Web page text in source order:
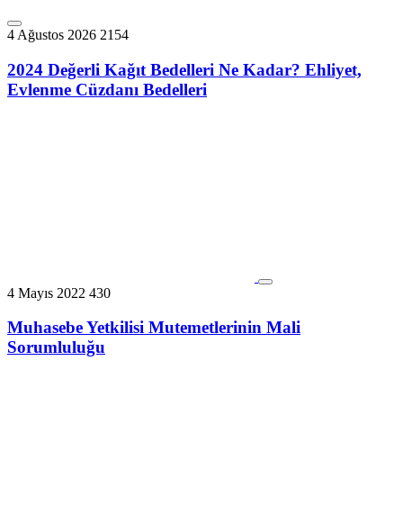
4 Ağustos 2026 2154
2024 Değerli Kağıt Bedelleri Ne Kadar? Ehliyet,
Evlenme Cüzdanı Bedelleri
4 Mayıs 2022 430
Muhasebe Yetkilisi Mutemetlerinin Mali
Sorumluluğu